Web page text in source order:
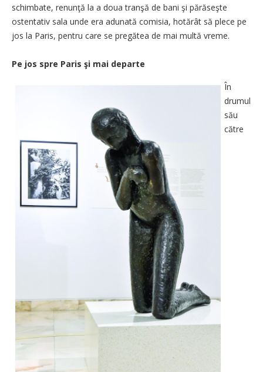
schimbate, renunţă la a doua tranşă de bani şi părăseşte
ostentativ sala unde era adunată comisia, hotărât să plece pe
jos la Paris, pentru care se pregătea de mai multă vreme.
Pe jos spre Paris şi mai departe
În
drumul
său
către